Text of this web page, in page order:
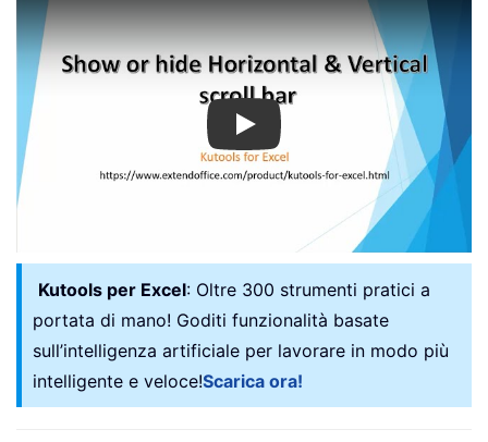
Play
Kutools per Excel: Oltre 300 strumenti pratici a
portata di mano! Goditi funzionalità basate
sull’intelligenza artificiale per lavorare in modo più
intelligente e veloce!Scarica ora!